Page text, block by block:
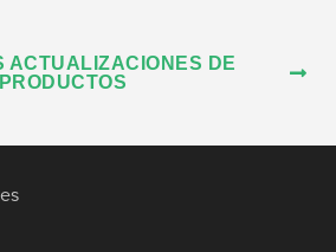
ACTUALIZACIONES DE
PRODUCTOS